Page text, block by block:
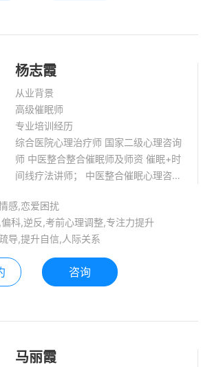
杨志霞
从业背景
高级催眠师
专业培训经历
综合医院心理治疗师 国家二级心理咨询
师 中医整合整合催眠师及师资 催眠+时
间线疗法讲师； 中医整合催眠心理咨询
命关怀慢性病防治委员会会员及中医整
合催眠课题组核心成员。 综合医院心理
门诊全职从事心理咨询和治疗工作，个
案4000小时+。能将催眠、家庭教育、
认知行为疗法、沙盘游戏治疗、焦点短
咨询情绪压力、亲子教育、婚姻情感。
感,恋爱困扰
科,逆反,考前心理调整,专注力提升
导,提升自信,人际关系
咨询
马丽霞